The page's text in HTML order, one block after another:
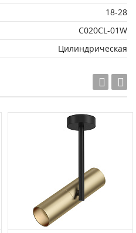
18-28
C020CL-01W
Цилиндрическая